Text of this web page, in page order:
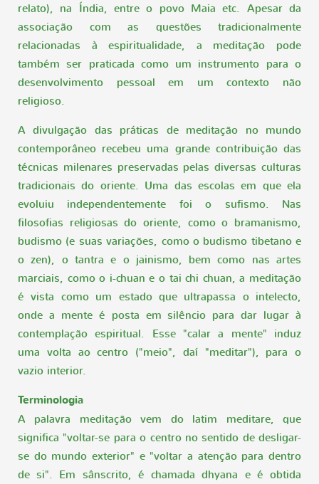
relato), na Índia, entre o povo Maia etc. Apesar da
associação com as questões tradicionalmente
relacionadas à espiritualidade, a meditação pode
também ser praticada como um instrumento para o
desenvolvimento pessoal em um contexto não
religioso.
A divulgação das práticas de meditação no mundo
contemporâneo recebeu uma grande contribuição das
técnicas milenares preservadas pelas diversas culturas
tradicionais do oriente. Uma das escolas em que ela
evoluiu independentemente foi o sufismo. Nas
filosofias religiosas do oriente, como o bramanismo,
budismo (e suas variações, como o budismo tibetano e
o zen), o tantra e o jainismo, bem como nas artes
marciais, como o i-chuan e o tai chi chuan, a meditação
é vista como um estado que ultrapassa o intelecto,
onde a mente é posta em silêncio para dar lugar à
contemplação espiritual. Esse "calar a mente" induz
uma volta ao centro ("meio", daí "meditar"), para o
vazio interior.
Terminologia
A palavra meditação vem do latim meditare, que
significa "voltar-se para o centro no sentido de desligar-
se do mundo exterior" e "voltar a atenção para dentro
de si". Em sânscrito, é chamada dhyana e é obtida